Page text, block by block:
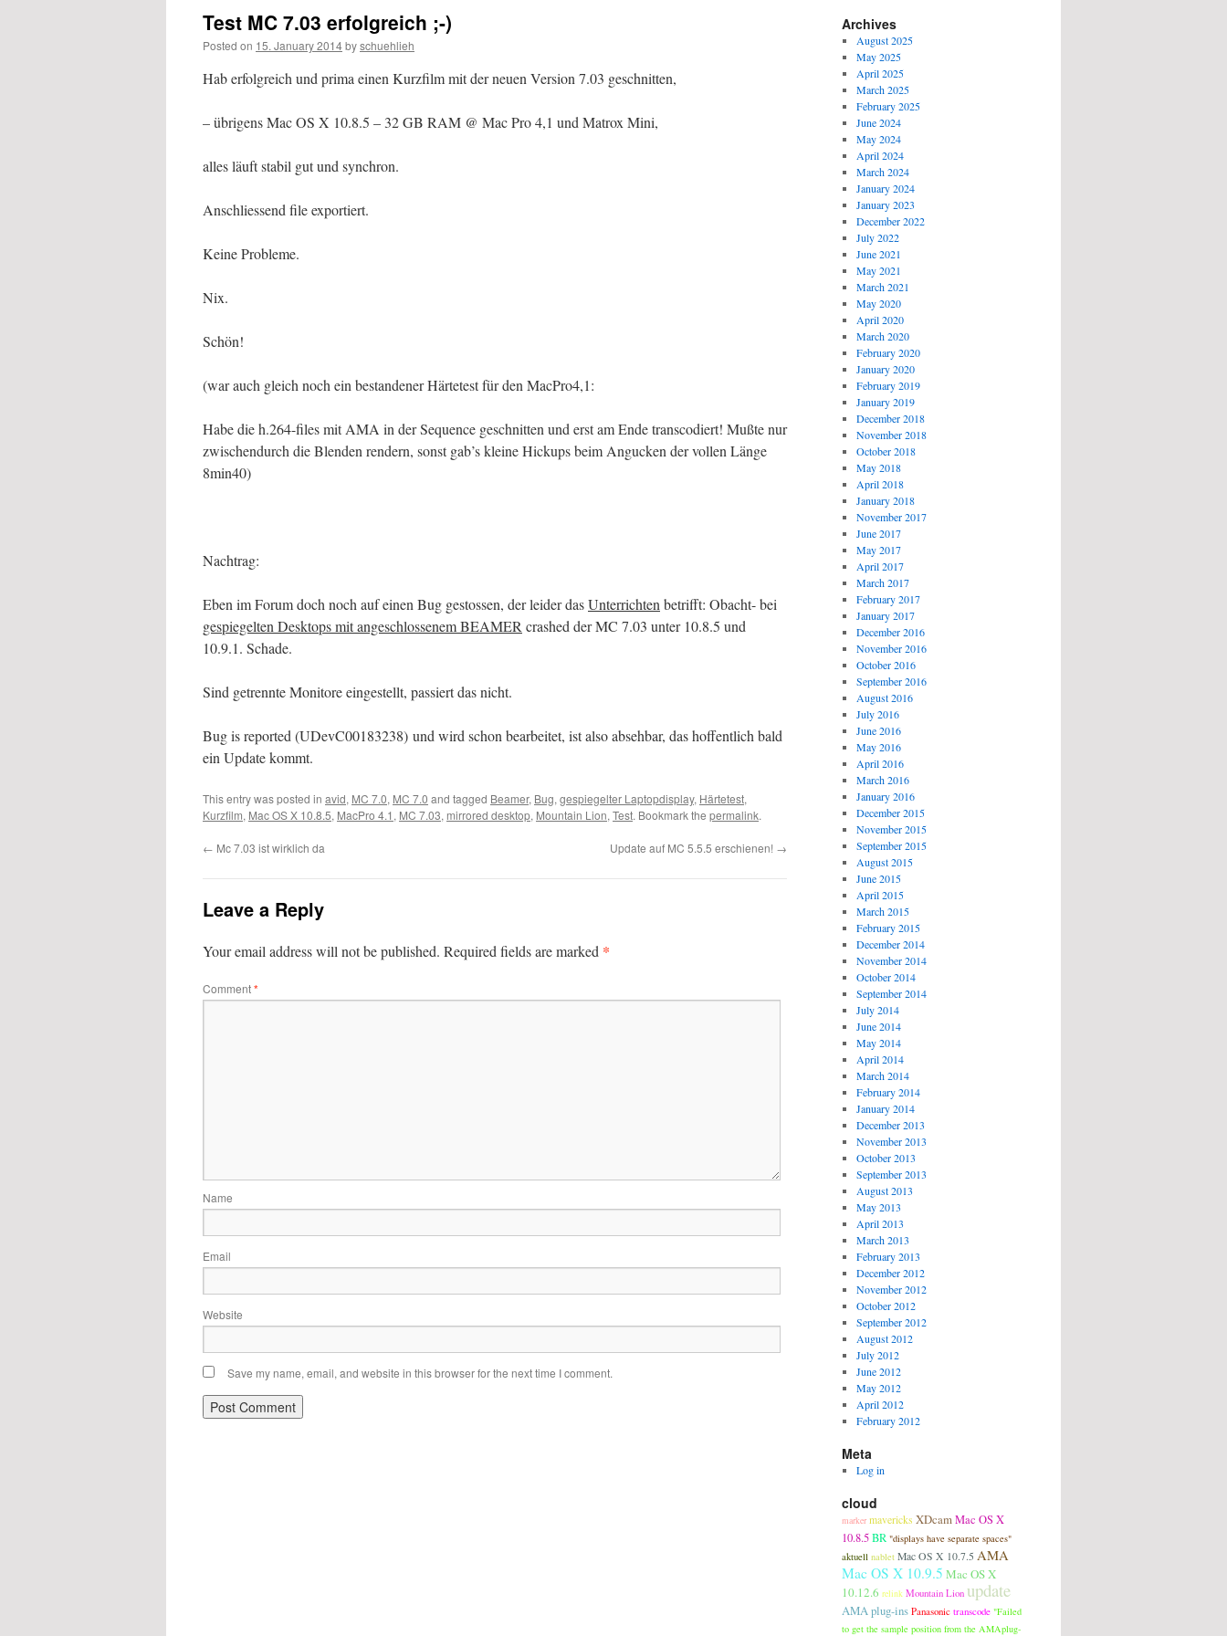
Test MC 7.03 erfolgreich ;-)
Posted on 15. January 2014byschuehlieh
Hab erfolgreich und prima einen Kurzfilm mit der neuen Version 7.03 geschnitten,
– übrigens Mac OS X 10.8.5 – 32 GB RAM @ Mac Pro 4,1 und Matrox Mini,
alles läuft stabil gut und synchron.
Anschliessend file exportiert.
Keine Probleme.
Nix.
Schön!
(war auch gleich noch ein bestandener Härtetest für den MacPro4,1:
Habe die h.264-files mit AMA in der Sequence geschnitten und erst am Ende transcodiert! Mußte nur
zwischendurch die Blenden rendern, sonst gab’s kleine Hickups beim Angucken der vollen Länge
8min40)
Nachtrag:
Eben im Forum doch noch auf einen Bug gestossen, der leider dasUnterrichten betrifft: Obacht- bei
gespiegelten Desktops mit angeschlossenem BEAMER crashed der MC 7.03 unter 10.8.5 und
10.9.1. Schade.
Sind getrennte Monitore eingestellt, passiert das nicht.
Bug is reported (UDevC00183238) und wird schon bearbeitet, ist also absehbar, das hoffentlich bald
ein Update kommt.
This entry was posted in avid, MC 7.0, MC 7.0 and tagged Beamer, Bug, gespiegelter Laptopdisplay, Härtetest,
Kurzfilm, Mac OS X 10.8.5, MacPro 4.1 , MC 7.03, mirrored desktop, Mountain Lion, Test. Bookmark the permalink.
← Mc 7.03 ist wirklich da Update auf MC 5.5.5 erschienen! →
Leave a Reply
Your email address will not be published. Required fields are marked *
Comment*
Name
Email
Website
Save my name, email, and website in this browser for the next time I comment.
Archives
August 2025
May 2025
April 2025
March 2025
February 2025
June 2024
May 2024
April 2024
March 2024
January 2024
January 2023
December 2022
July 2022
June 2021
May 2021
March 2021
May 2020
April 2020
March 2020
February 2020
January 2020
February 2019
January 2019
December 2018
November 2018
October 2018
May 2018
April 2018
January 2018
November 2017
June 2017
May 2017
April 2017
March 2017
February 2017
January 2017
December 2016
November 2016
October 2016
September 2016
August 2016
July 2016
June 2016
May 2016
April 2016
March 2016
January 2016
December 2015
November 2015
September 2015
August 2015
June 2015
April 2015
March 2015
February 2015
December 2014
November 2014
October 2014
September 2014
July 2014
June 2014
May 2014
April 2014
March 2014
February 2014
January 2014
December 2013
November 2013
October 2013
September 2013
August 2013
May 2013
April 2013
March 2013
February 2013
December 2012
November 2012
October 2012
September 2012
August 2012
July 2012
June 2012
May 2012
April 2012
February 2012
Meta
Log in
cloud
marker mavericks XDcamMac OS X
10.8.5BR "displays have separate spaces"
aktuell nablet Mac OS X 10.7.5 AMA
Mac OS X 10.9.5 Mac OS X
10.12.6 relink Mountain Lion update
AMA plug-ins Panasonic transcode "Failed
to get the sample position from the AMAplug-